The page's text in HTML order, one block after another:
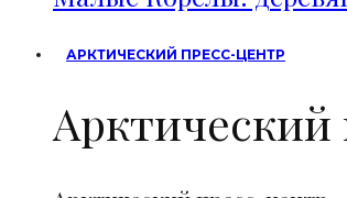
АРКТИЧЕСКИЙ ПРЕСС-ЦЕНТР
Арктический